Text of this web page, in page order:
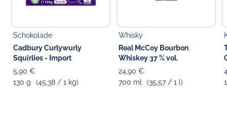
Schokolade
Cadbury Curlywurly
Squirlies - Import
5,90 €
130 g
(45,38 / 1 kg)
Whisky
Real McCoy Bourbon
Whiskey 37 % vol.
24,90 €
700 ml
(35,57 / 1 l)